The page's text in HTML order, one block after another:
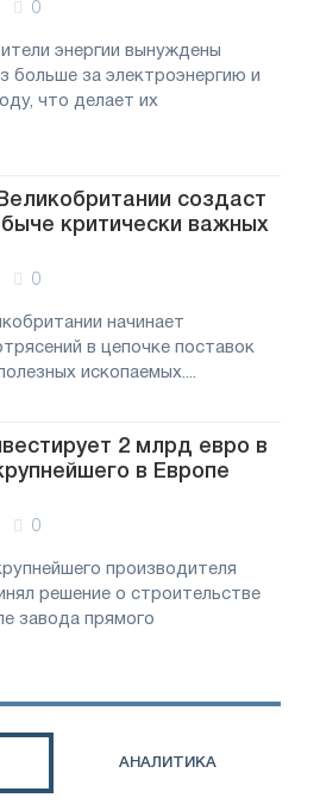
0
энергии вынуждены
больше за электроэнергию и
что делает их
создаст
критически важных
0
начинает
в цепочке поставок
ископаемых....
2 млрд евро в
в Европе
0
производителя
решение о строительстве
завода прямого
АНАЛИТИКА